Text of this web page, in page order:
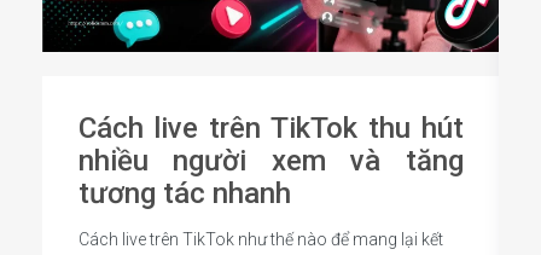
Cách live trên TikTok thu hút
nhiều người xem và tăng
tương tác nhanh
Cách live trên TikTok như thế nào để mang lại kết